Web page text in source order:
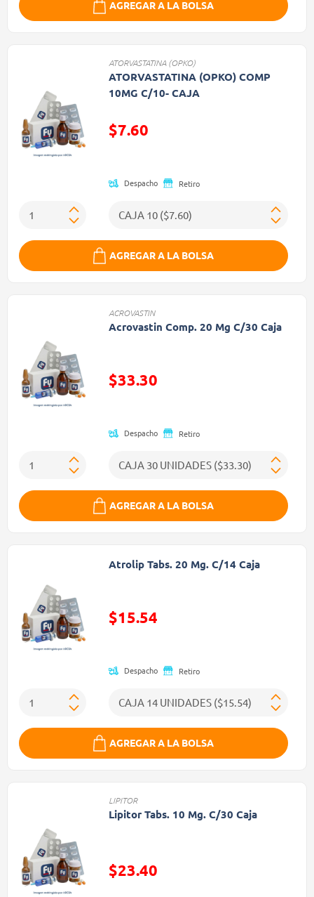
AGREGAR A LA BOLSA
ATORVASTATINA (OPKO)
ATORVASTATINA (OPKO) COMP
10MG C/10- CAJA
$7.60
Despacho Retiro
AGREGAR A LA BOLSA
ACROVASTIN
Acrovastin Comp. 20 Mg C/30 Caja
$33.30
Despacho Retiro
AGREGAR A LA BOLSA
Atrolip Tabs. 20 Mg. C/14 Caja
$15.54
Despacho Retiro
AGREGAR A LA BOLSA
LIPITOR
Lipitor Tabs. 10 Mg. C/30 Caja
Precio reducido de
$23.40